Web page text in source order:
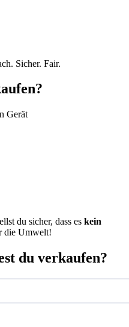
Sicher. Fair.
Gerät
du sicher, dass es kein
die Umwelt!
du verkaufen?